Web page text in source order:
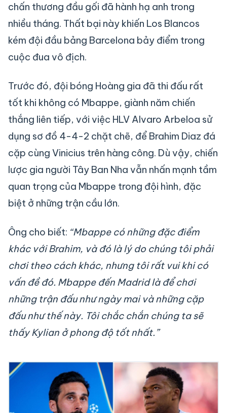
chấn thương đầu gối đã hành hạ anh trong
nhiều tháng. Thất bại này khiến Los Blancos
kém đội đầu bảng Barcelona bảy điểm trong
cuộc đua vô địch.
Trước đó, đội bóng Hoàng gia đã thi đấu rất
tốt khi không có Mbappe, giành năm chiến
thắng liên tiếp, với việc HLV Alvaro Arbeloa sử
dụng sơ đồ 4-4-2 chặt chẽ, để Brahim Diaz đá
cặp cùng Vinicius trên hàng công. Dù vậy, chiến
lược gia người Tây Ban Nha vẫn nhấn mạnh tầm
quan trọng của Mbappe trong đội hình, đặc
biệt ở những trận cầu lớn.
Ông cho biết: “Mbappe có những đặc điểm
khác với Brahim, và đó là lý do chúng tôi phải
chơi theo cách khác, nhưng tôi rất vui khi có
vấn đề đó. Mbappe đến Madrid là để chơi
những trận đấu như ngày mai và những cặp
đấu như thế này. Tôi chắc chắn chúng ta sẽ
thấy Kylian ở phong độ tốt nhất.”